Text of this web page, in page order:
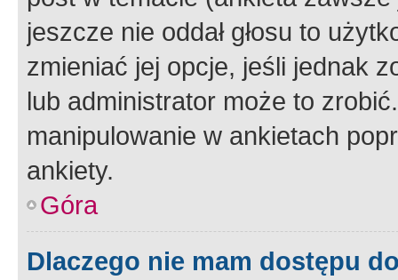
jeszcze nie oddał głosu to
zmieniać jej opcje, jeśli jednak
lub administrator może to
manipulowanie w ankietach
ankiety.
Góra
Dlaczego nie mam dostępu